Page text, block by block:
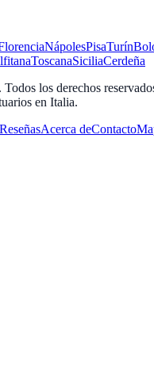
NápolesPisaTurín
ToscanaSiciliaCerdeña
Todos los derechos
en Italia.
ReseñasAcerca deContacto